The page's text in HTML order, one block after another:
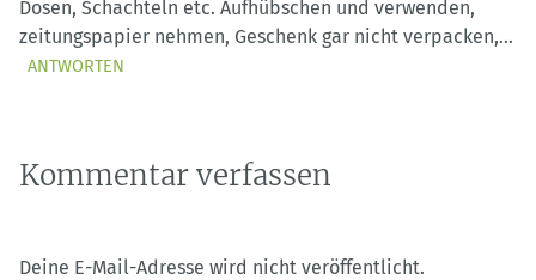
Dosen, Schachteln etc. Aufhübschen und verwenden,
zeitungspapier nehmen, Geschenk gar nicht verpacken,…
ANTWORTEN
Kommentar verfassen
Deine E-Mail-Adresse wird nicht veröffentlicht.